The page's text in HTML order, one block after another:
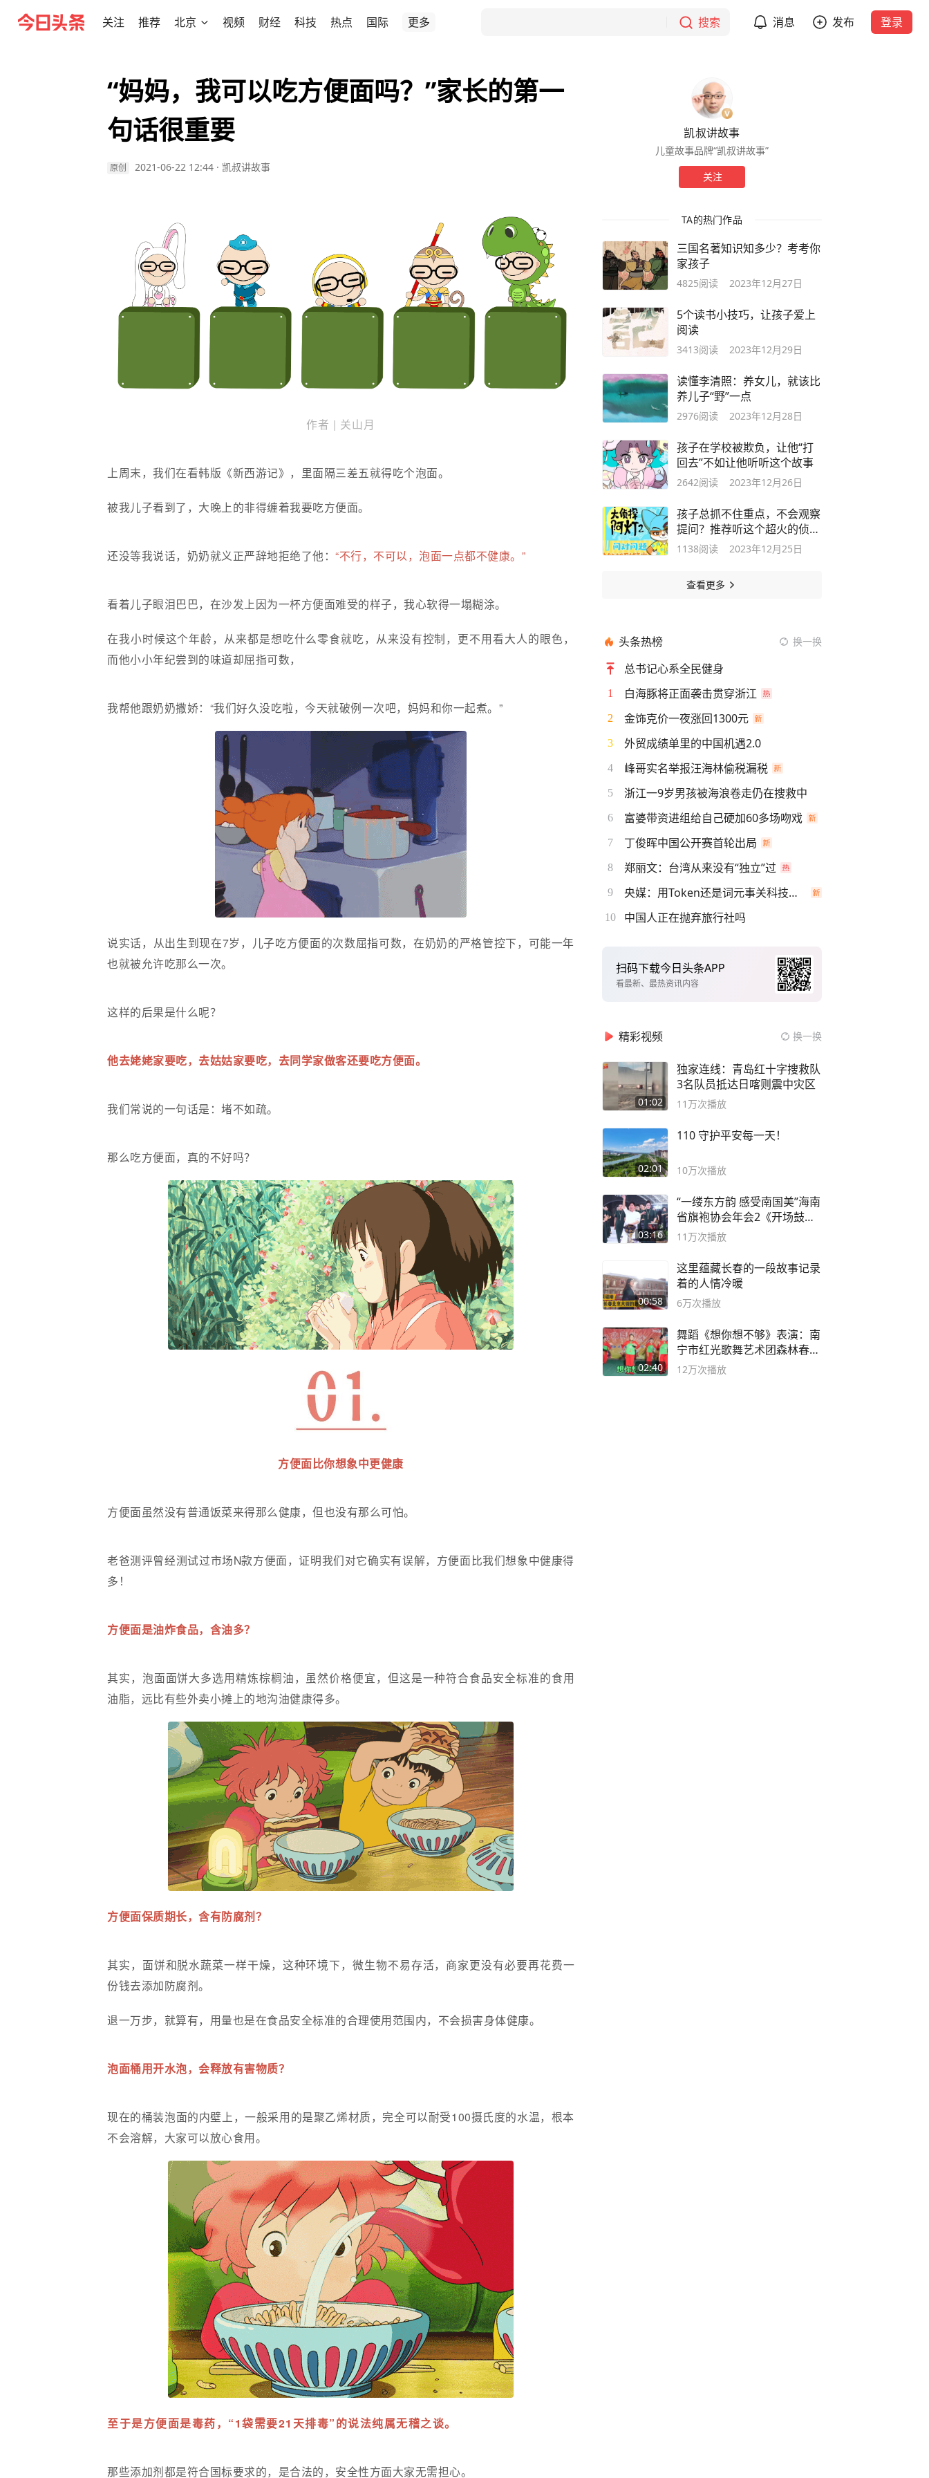
关注 推荐 北京 视频 财经 科技 热点 国际 更多 搜索 消息 发布 登录
“妈妈，我可以吃方便面吗？”家长的第一
句话很重要
原创 2021-06-22 12:44 · 凯叔讲故事
作者 | 关山月
上周末，我们在看韩版《新西游记》，里面隔三差五就得吃个泡面。
被我儿子看到了，大晚上的非得缠着我要吃方便面。
还没等我说话，奶奶就义正严辞地拒绝了他： “不行，不可以，泡面一点都不健康。”
看着儿子眼泪巴巴，在沙发上因为一杯方便面难受的样子，我心软得一塌糊涂。
在我小时候这个年龄，从来都是想吃什么零食就吃，从来没有控制，更不用看大人的眼色，
而他小小年纪尝到的味道却屈指可数，
我帮他跟奶奶撒娇：“我们好久没吃啦，今天就破例一次吧，妈妈和你一起煮。”
说实话，从出生到现在7岁，儿子吃方便面的次数屈指可数，在奶奶的严格管控下，可能一年
也就被允许吃那么一次。
这样的后果是什么呢？
他去姥姥家要吃，去姑姑家要吃，去同学家做客还要吃方便面。
我们常说的一句话是：堵不如疏。
那么吃方便面，真的不好吗？
方便面比你想象中更健康
方便面虽然没有普通饭菜来得那么健康，但也没有那么可怕。
老爸测评曾经测试过市场N款方便面，证明我们对它确实有误解，方便面比我们想象中健康得
多！
方便面是油炸食品，含油多？
其实，泡面面饼大多选用精炼棕榈油，虽然价格便宜，但这是一种符合食品安全标准的食用
油脂，远比有些外卖小摊上的地沟油健康得多。
方便面保质期长，含有防腐剂？
其实，面饼和脱水蔬菜一样干燥，这种环境下，微生物不易存活，商家更没有必要再花费一
份钱去添加防腐剂。
退一万步，就算有，用量也是在食品安全标准的合理使用范围内，不会损害身体健康。
泡面桶用开水泡，会释放有害物质？
现在的桶装泡面的内壁上，一般采用的是聚乙烯材质，完全可以耐受100摄氏度的水温，根本
不会溶解，大家可以放心食用。
至于是方便面是毒药，“1袋需要21天排毒”的说法纯属无稽之谈。
那些添加剂都是符合国标要求的，是合法的，安全性方面大家无需担心。
凯叔讲故事
儿童故事品牌“凯叔讲故事”
关注
TA的热门作品
三国名著知识知多少？考考你
家孩子
4825阅读 2023年12月27日
5个读书小技巧，让孩子爱上
阅读
3413阅读 2023年12月29日
读懂李清照：养女儿，就该比
养儿子“野”一点
2976阅读 2023年12月28日
孩子在学校被欺负，让他“打
回去”不如让他听听这个故事
2642阅读 2023年12月26日
孩子总抓不住重点，不会观察
提问？推荐听这个超火的侦探
故事
1138阅读 2023年12月25日
查看更多
头条热榜 换一换
总书记心系全民健身
1 白海豚将正面袭击贯穿浙江
2 金饰克价一夜涨回1300元
3 外贸成绩单里的中国机遇2.0
4 峰哥实名举报汪海林偷税漏税
5 浙江一9岁男孩被海浪卷走仍在搜救中
6 富婆带资进组给自己硬加60多场吻戏
7 丁俊晖中国公开赛首轮出局
8 郑丽文：台湾从来没有“独立”过
9 央媒：用Token还是词元事关科技话语权
10 中国人正在抛弃旅行社吗
扫码下载今日头条APP
看最新、最热资讯内容
精彩视频 换一换
01:02
独家连线：青岛红十字搜救队
3名队员抵达日喀则震中灾区
11万次播放
02:01
110 守护平安每一天！
10万次播放
03:16
“一缕东方韵 感受南国美”海南
省旗袍协会年会2《开场鼓》
二团
11万次播放
00:58
这里蕴藏长春的一段故事记录
着的人情冷暖
6万次播放
02:40
舞蹈《想你想不够》表演：南
宁市红光歌舞艺术团森林春红
舞蹈队。
12万次播放